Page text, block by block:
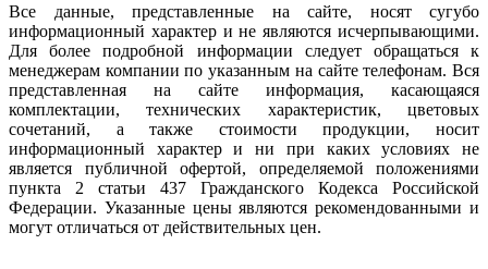
Все данные, представленные на сайте, носят сугубо
информационный характер и не являются исчерпывающими.
Для более подробной информации следует обращаться к
менеджерам компании по указанным на сайте телефонам. Вся
представленная на сайте информация, касающаяся
комплектации, технических характеристик, цветовых
сочетаний, а также стоимости продукции, носит
информационный характер и ни при каких условиях не
является публичной офертой, определяемой положениями
пункта 2 статьи 437 Гражданского Кодекса Российской
Федерации. Указанные цены являются рекомендованными и
могут отличаться от действительных цен.